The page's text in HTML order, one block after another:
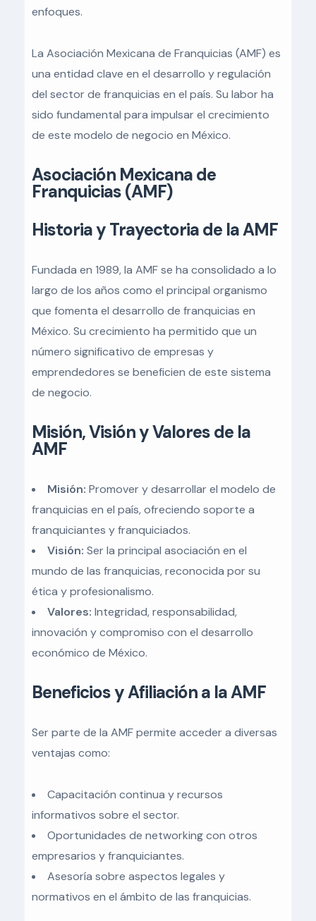
enfoques.
La Asociación Mexicana de Franquicias (AMF) es
una entidad clave en el desarrollo y regulación
del sector de franquicias en el país. Su labor ha
sido fundamental para impulsar el crecimiento
de este modelo de negocio en México.
Asociación Mexicana de
Franquicias (AMF)
Historia y Trayectoria de la AMF
Fundada en 1989, la AMF se ha consolidado a lo
largo de los años como el principal organismo
que fomenta el desarrollo de franquicias en
México. Su crecimiento ha permitido que un
número significativo de empresas y
emprendedores se beneficien de este sistema
de negocio.
Misión, Visión y Valores de la
AMF
Misión: Promover y desarrollar el modelo de
franquicias en el país, ofreciendo soporte a
franquiciantes y franquiciados.
Visión: Ser la principal asociación en el
mundo de las franquicias, reconocida por su
ética y profesionalismo.
Valores: Integridad, responsabilidad,
innovación y compromiso con el desarrollo
económico de México.
Beneficios y Afiliación a la AMF
Ser parte de la AMF permite acceder a diversas
ventajas como:
Capacitación continua y recursos
informativos sobre el sector.
Oportunidades de networking con otros
empresarios y franquiciantes.
Asesoría sobre aspectos legales y
normativos en el ámbito de las franquicias.